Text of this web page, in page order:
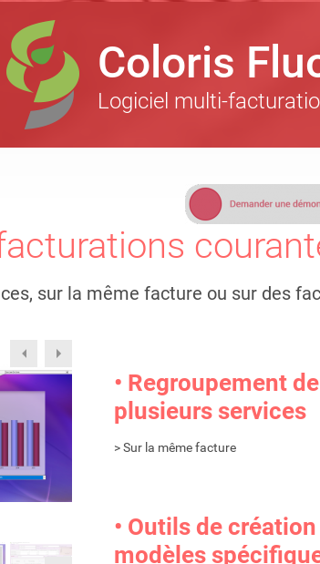
Coloris
Logiciel multi-
sur la même facture ou sur des
• Regroupement de
plusieurs services
> Sur la même facture
• Outils de
modèles